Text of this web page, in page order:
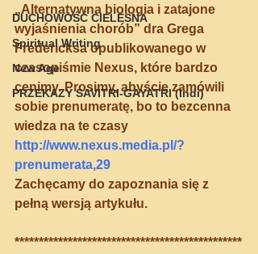
DUCHOWOŚĆ CIELESNA
Spiritual Writing
New Age
PRZEKAZY SAVITRI-GAYATRI (Indi)
„Alternatywna biologia i zatajone
wyjaśnienia chorób” dra Grega
Fredericksa opublikowanego w
czasopiśmie Nexus, które bardzo
cenimy. Prosimy, abyście zamówili
sobie prenumeratę, bo to bezcenna
wiedza na te czasy
http://www.nexus.media.pl/?
prenumerata,29
Zachęcamy do zapoznania się z
pełną wersją artykułu.
***********************************************